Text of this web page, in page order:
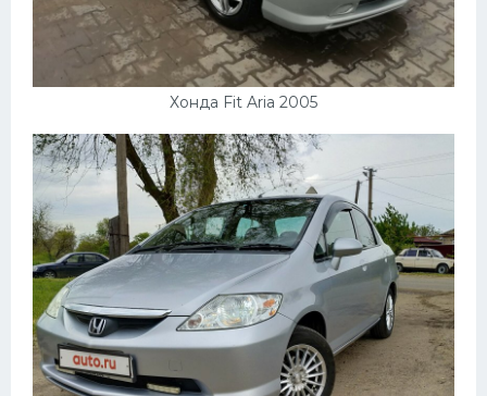
Хонда Fit Aria 2005
Лодки
Шкода
Мазда
Самокаты
Велосипеды
Рено
Прогулочные суда
Хендай
Лимузины